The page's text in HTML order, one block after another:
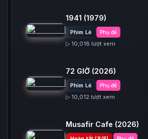
1941 (1979)
Phim Lẻ Phụ đề
▷ 10,018 lượt xem
72 GIỜ (2026)
Phim Lẻ Phụ đề
▷ 10,012 lượt xem
Musafir Cafe (2026)